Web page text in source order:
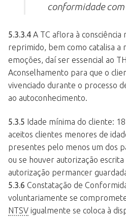
conformidade com
5.3.3.4 A TC aflora à consciência
reprimido, bem como catalisa a
emoções, daí ser essencial ao
Aconselhamento para que o
vivenciado durante o processo
ao autoconhecimento.
5.3.5 Idade mínima do cliente:
aceitos clientes menores de
presentes pelo menos um dos
ou se houver autorização
autorização permancer
5.3.6 Constatação de
voluntariamente se
NTSV igualmente se coloca à